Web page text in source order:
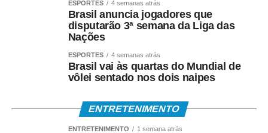
O Banco do Brasil faz o pagamento por:
• Transferência via TED ou Pix;
• Saque presencial nas agências, para quem não é
correntista e não possui chave Pix.
ESPORTES 4 semanas atrás
Brasil anuncia jogadores que
disputarão 3ª semana da Liga das
Nações
ESPORTES 4 semanas atrás
Brasil vai às quartas do Mundial de
vôlei sentado nos dois naipes
ENTRETENIMENTO
ENTRETENIMENTO 1 semana atrás